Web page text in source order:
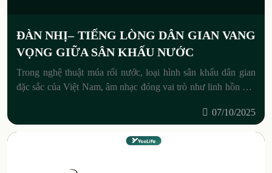
ĐÀN NHỊ– TIẾNG LÒNG DÂN GIAN VANG
VỌNG GIỮA SÂN KHẤU NƯỚC
Trong nghệ thuật múa rối nước, loại hình sân khấu dân gian
đặc sắc của Việt Nam, âm nhạc đóng vai trò như linh hồn của
07/10/2025